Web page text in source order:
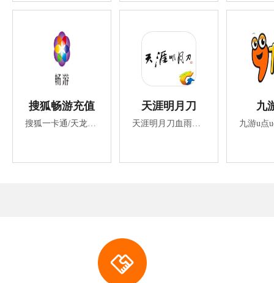
搜狐畅游充值
搜狐一卡通/天龙八部/斗破苍穹/中华英雄/刀剑英雄/大话水浒/仙剑/鹿鼎记/古域/轩辕剑/搜狐畅游一卡通/畅游一卡通/灵游记/搜狐畅游/血传奇/天龙八部点卡/鹿鼎记元宝/天龙八部2/刀剑英雄2/畅易阁/娱乐桃园/online点卡等搜狐所有游戏。
天涯明月刀
天涯明月刀血雨腥风刀光剑影天涯明月刀激活码 天涯明月刀ol.刀光剑影血雨腥风无法代表江湖侠骨柔情快意恩仇难以诠释江湖
九